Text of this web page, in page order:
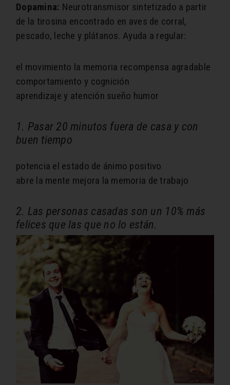
Dopamina: Neurotransmisor sintetizado a partir
de la tirosina encontrado en aves de corral,
pescado, leche y plátanos. Ayuda a regular:
el movimiento la memoria recompensa agradable
comportamiento y cognición
aprendizaje y atención sueño humor
1. Pasar 20 minutos fuera de casa y con
buen tiempo
potencia el estado de ánimo positivo
abre la mente mejora la memoria de trabajo
2. Las personas casadas son un 10% más
felices que las que no lo están.